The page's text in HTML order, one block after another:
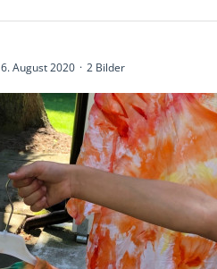
6. August 2020 2 Bilder